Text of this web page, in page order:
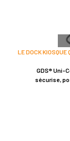
LE DOCK
GDS® Uni-
sécurise,